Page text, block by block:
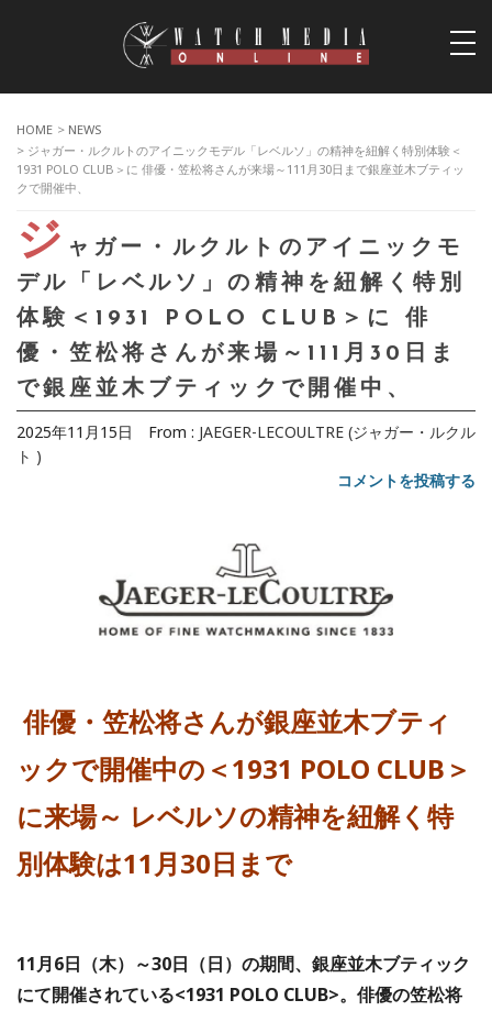
HOME > NEWS
> ジャガー・ルクルトのアイニックモデル「レベルソ」の精神を紐解く特別体験＜
1931 POLO CLUB＞に 俳優・笠松将さんが来場～111月30日まで銀座並木ブティッ
クで開催中、
ジ ャガー・ルクルトのアイニックモ
デル「レベルソ」の精神を紐解く特別
体験＜1931 POLO CLUB＞に 俳
優・笠松将さんが来場～111月30日ま
で銀座並木ブティックで開催中、
2025年11月15日 From : JAEGER-LECOULTRE (ジャガー・ルクル
ト )
コメントを投稿する
俳優・笠松将さんが銀座並木ブティ
ックで開催中の＜1931 POLO CLUB＞
に来場～ レベルソの精神を紐解く特
別体験は11月30日まで
11月6日（木）～30日（日）の期間、銀座並木ブティック
にて開催されている<1931 POLO CLUB>。俳優の笠松将